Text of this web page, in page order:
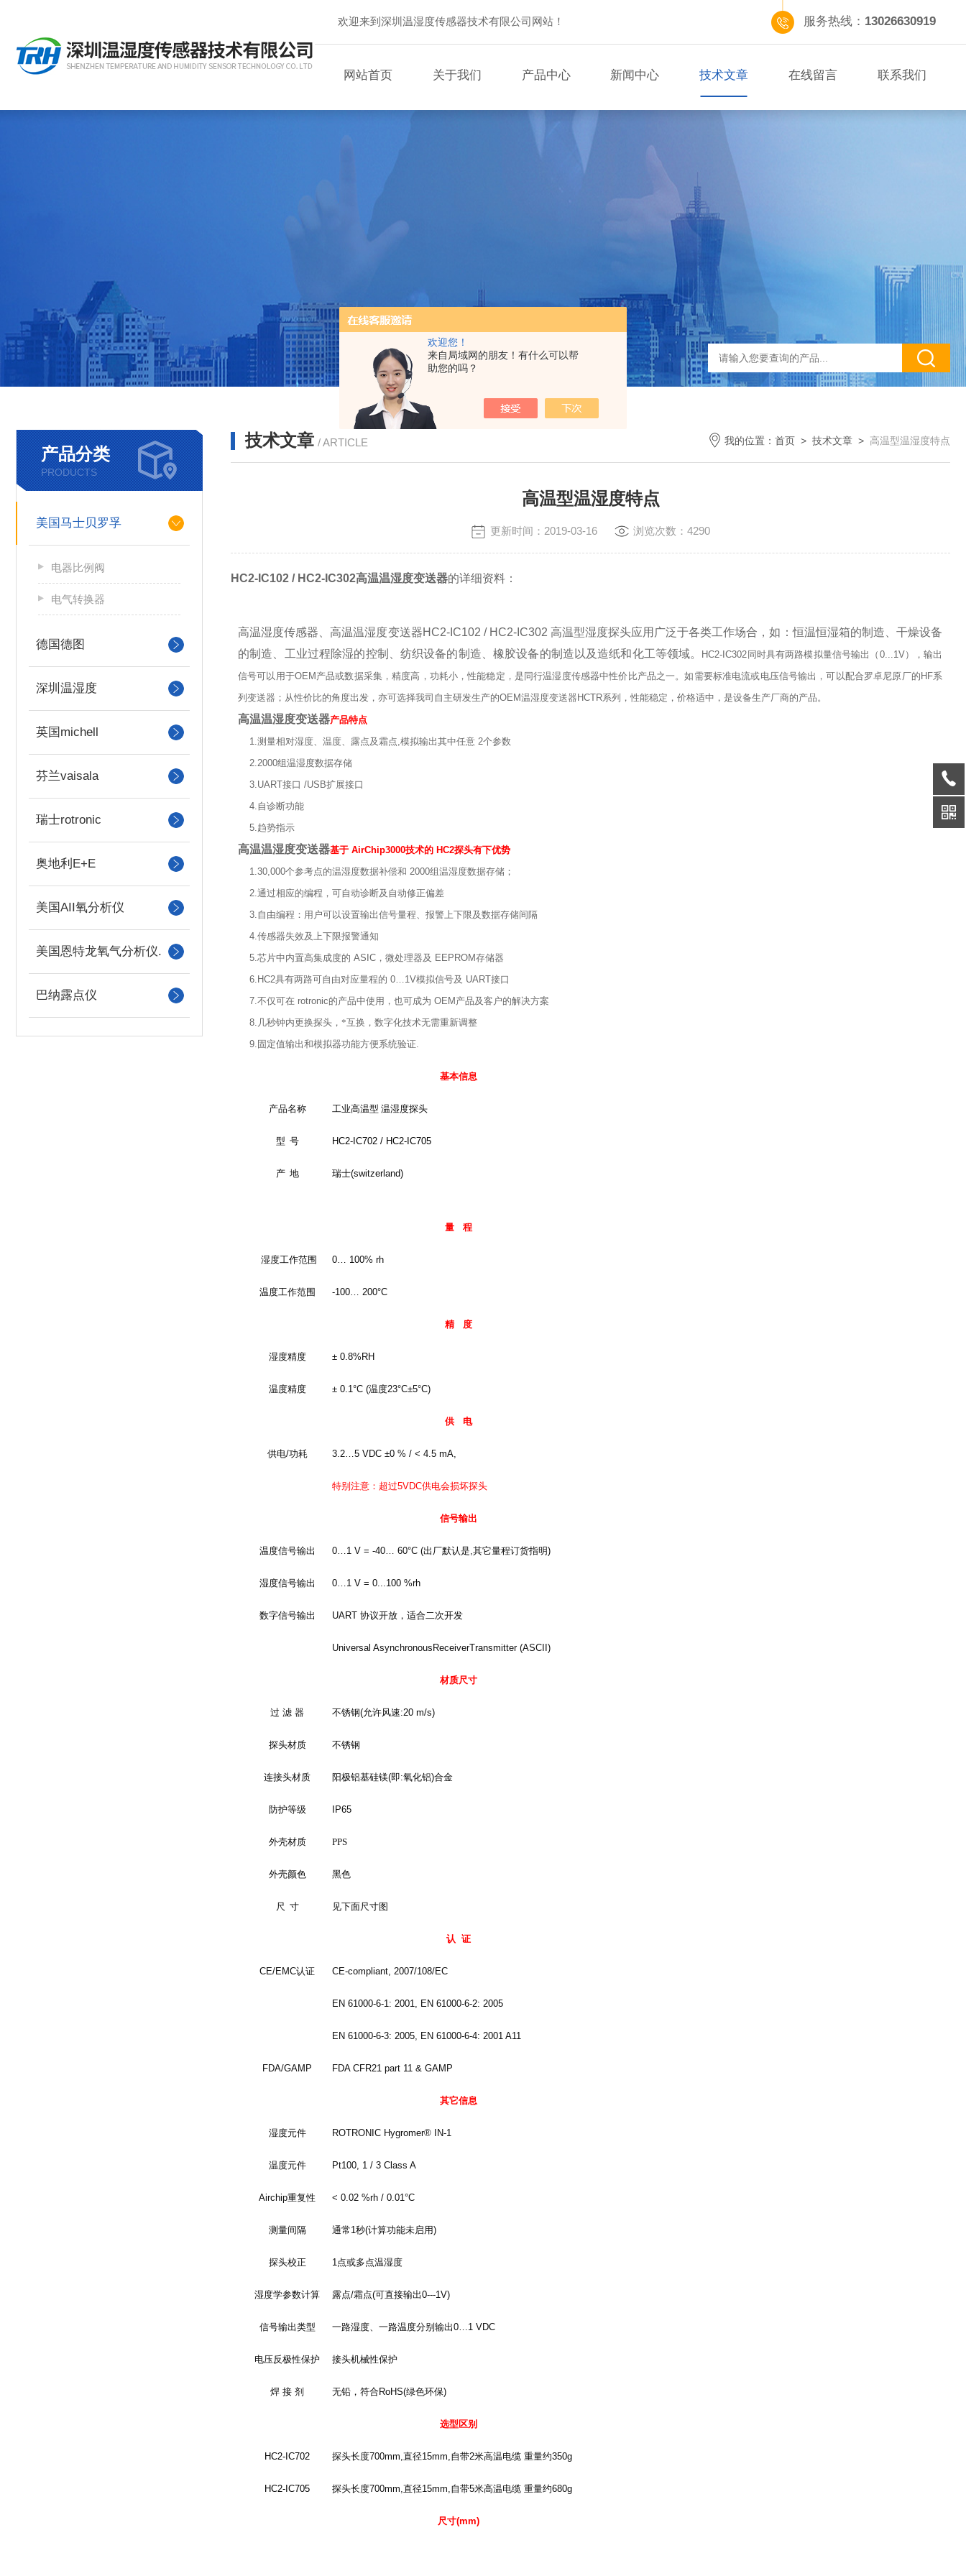
欢迎您！
来自局域网的朋友！有什么可以帮
助您的吗？
欢迎来到深圳温湿度传感器技术有限公司网站！ 服务热线： 13026630919
网站首页 关于我们 产品中心 新闻中心 技术文章 在线留言 联系我们
产品分类
PRODUCTS
美国马士贝罗孚
电器比例阀
电气转换器
德国德图
深圳温湿度
英国michell
芬兰vaisala
瑞士rotronic
奥地利E+E
美国AII氧分析仪
美国恩特龙氧气分析仪.
巴纳露点仪
技术文章 / ARTICLE 我的位置： 首页 > 技术文章 > 高温型温湿度特点
高温型温湿度特点
更新时间：2019-03-16 浏览次数：4290
HC2-IC102 / HC2-IC302高温温湿度变送器的详细资料：
高温湿度传感器、高温温湿度变送器HC2-IC102 / HC2-IC302 高温型湿度探头应用广泛于各类工作场合，如：恒温恒湿箱的制造、干燥设备
的制造、工业过程除湿的控制、纺织设备的制造、橡胶设备的制造以及造纸和化工等领域。
HC2-IC302 同时具有两路模拟量信号输出（ 0...1V），输出
信号可以用于OEM 产品或数据采集，精度高，功耗小，性能稳定，是同行温湿度传感器中性价比产品之一。如需要标准电流或电压信号输出，可以配合罗卓尼原厂的 HF系
列变送器；从性价比的角度出发，亦可选择我司自主研发生产的OEM温湿度变送器 HCTR系列，性能稳定，价格适中，是设备生产厂商的产品。
高温温湿度变送器产品特点
1.测量相对湿度、温度、露点及霜点,模拟输出其中任意 2个参数
2.2000组温湿度数据存储
3.UART接口 /USB扩展接口
4.自诊断功能
5.趋势指示
高温温湿度变送器基于 AirChip3000技术的 HC2探头有下优势
1.30,000个参考点的温湿度数据补偿和 2000组温湿度数据存储；
2.通过相应的编程，可自动诊断及自动修正偏差
3.自由编程：用户可以设置输出信号量程、报警上下限及数据存储间隔
4.传感器失效及上下限报警通知
5.芯片中内置高集成度的 ASIC ，微处理器及 EEPROM存储器
6.HC2具有两路可自由对应量程的 0…1V模拟信号及 UART接口
7.不仅可在 rotronic的产品中使用，也可成为 OEM 产品及客户的解决方案
8. 几秒钟内更换探头，*互换，数字化技术无需重新调整
9. 固定值输出和模拟器功能方便系统验证.
基本信息
产品名称 工业高温型 温湿度探头
型 号 HC2-IC702 / HC2-IC705
产 地 瑞士(switzerland)
量 程
湿度工作范围 0… 100% rh
温度工作范围 -100… 200°C
精 度
湿度精度 ± 0.8%RH
温度精度 ± 0.1°C (温度23°C±5°C)
供 电
供电/功耗 3.2…5 VDC ±0 % / < 4.5 mA,
特别注意：超过5VDC供电会损坏探头
信号输出
温度信号输出 0…1 V = -40… 60°C (出厂默认是,其它量程订货指明)
湿度信号输出 0…1 V = 0...100 %rh
数字信号输出 UART协议开放，适合二次开发
Universal AsynchronousReceiverTransmitter (ASCII)
材质尺寸
过 滤 器 不锈钢(允许风速:20 m/s)
探头材质 不锈钢
连接头材质 阳极铝基硅镁(即:氧化铝)合金
防护等级 IP65
外壳材质 PPS
外壳颜色 黑色
尺 寸 见下面尺寸图
认 证
CE/EMC认证 CE-compliant, 2007/108/EC
EN 61000-6-1: 2001, EN 61000-6-2: 2005
EN 61000-6-3: 2005, EN 61000-6-4: 2001 A11
FDA/GAMP FDA CFR21 part 11 & GAMP
其它信息
湿度元件 ROTRONIC Hygromer® IN-1
温度元件 Pt100, 1 / 3 Class A
Airchip重复性 < 0.02 %rh / 0.01°C
测量间隔 通常1秒(计算功能未启用)
探头校正 1点或多点温湿度
湿度学参数计算 露点/霜点(可直接输出0---1V)
信号输出类型 一路湿度、一路温度分别输出0…1 VDC
电压反极性保护 接头机械性保护
焊 接 剂 无铅，符合RoHS(绿色环保)
选型区别
HC2-IC702 探头长度700mm,直径15mm,自带2米高温电缆 重量约350g
HC2-IC705 探头长度700mm,直径15mm,自带5米高温电缆 重量约680g
尺寸(mm)